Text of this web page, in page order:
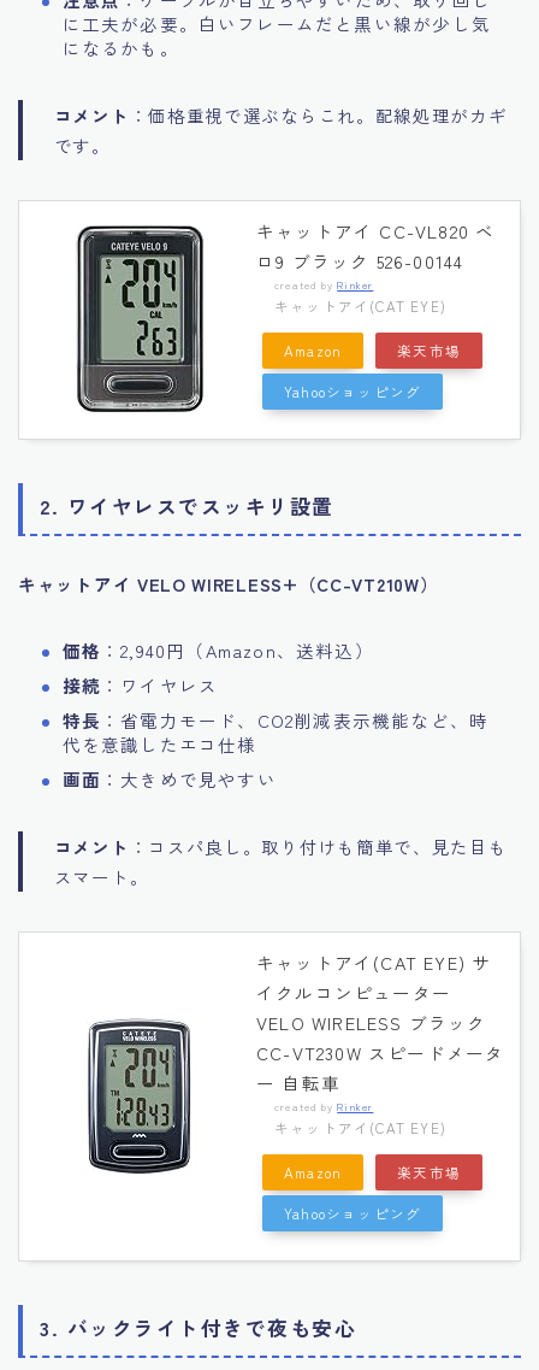
に工夫が必要。白いフレームだと黒い線が少し気
になるかも。
コメント ：価格重視で選ぶならこれ。配線処理がカギ
です。
キャットアイ CC-VL820 ベ
ロ9 ブラック 526-00144
created byRinker
キャットアイ(CAT EYE)
Amazon 楽天市場
Yahooショッピング
2. ワイヤレスでスッキリ設置
キャットアイ VELO WIRELESS+（CC-VT210W）
価格 ：2,940円（Amazon、送料込）
接続 ：ワイヤレス
特長 ：省電力モード、CO2削減表示機能など、時
代を意識したエコ仕様
画面 ：大きめで見やすい
コメント ：コスパ良し。取り付けも簡単で、見た目も
スマート。
キャットアイ(CAT EYE) サ
イクルコンピューター
VELO WIRELESS ブラック
CC-VT230W スピードメータ
ー 自転車
created byRinker
キャットアイ(CAT EYE)
Amazon 楽天市場
Yahooショッピング
3. バックライト付きで夜も安心